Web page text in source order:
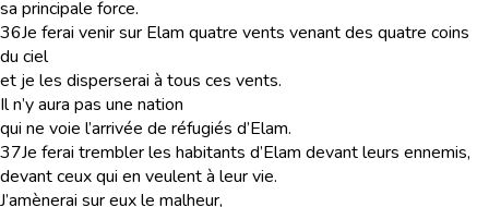
sa principale force.
36Je ferai venir sur Elam quatre vents venant des quatre coins
du ciel
et je les disperserai à tous ces vents.
Il n’y aura pas une nation
qui ne voie l’arrivée de réfugiés d’Elam.
37Je ferai trembler les habitants d’Elam devant leurs ennemis,
devant ceux qui en veulent à leur vie.
J’amènerai sur eux le malheur,